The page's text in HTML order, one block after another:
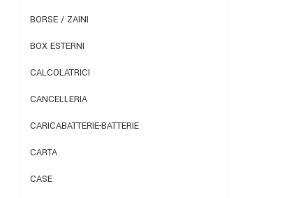
BORSE / ZAINI
BOX ESTERNI
CALCOLATRICI
CANCELLERIA
CARICABATTERIE-BATTERIE
CARTA
CASE